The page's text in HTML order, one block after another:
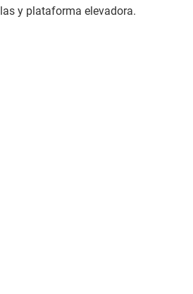
y plataforma elevadora.